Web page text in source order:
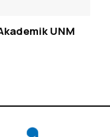
UNM